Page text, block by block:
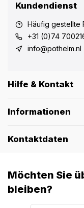
Kundendienst
Häufig gestellte
+31 (0)74
info@pothelm.nl
Hilfe & Kontakt
Informationen
Kontaktdaten
Möchten Sie
bleiben?